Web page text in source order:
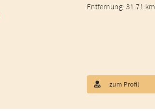
Entfernung: 31.71 km
zum Profil